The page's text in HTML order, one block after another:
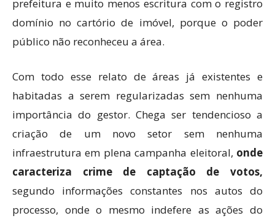
prefeitura e muito menos escritura com o registro
domínio no cartório de imóvel, porque o poder
público não reconheceu a área.
Com todo esse relato de áreas já existentes e
habitadas a serem regularizadas sem nenhuma
importância do gestor. Chega ser tendencioso a
criação de um novo setor sem nenhuma
infraestrutura em plena campanha eleitoral, onde
caracteriza crime de captação de votos,
segundo informações constantes nos autos do
processo, onde o mesmo indefere as ações do